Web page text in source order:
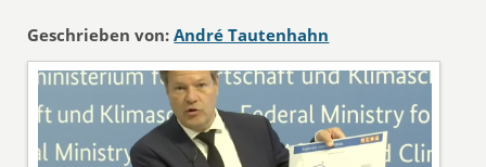
Geschrieben von: André Tautenhahn